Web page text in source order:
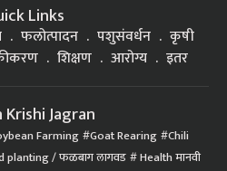
Links
फलोत्पादन पशुसंवर्धन
कृषी
शिक्षण आरोग्य इतर
Jagran
Farming Goat Rearing Chili
planting / फळबाग लागवड Health मानवी